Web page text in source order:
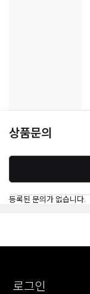
상품문의
등록된 문의가 없습니다.
로그인